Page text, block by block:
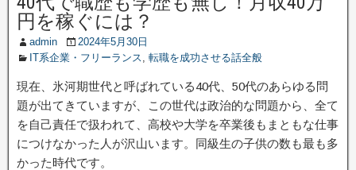
円を稼ぐには？
admin
2024年5月30日
IT系企業・フリーランス, 転職を成功させる話全般
現在、氷河期世代と呼ばれている40代、50代のあらゆる問
題が出てきていますが、この世代は政治的な問題から、全て
を自己責任で扱われて、高校や大学を卒業後もまともな仕事
につけなかった人が沢山います。同級生の子供の数も最も多
かった時代です。